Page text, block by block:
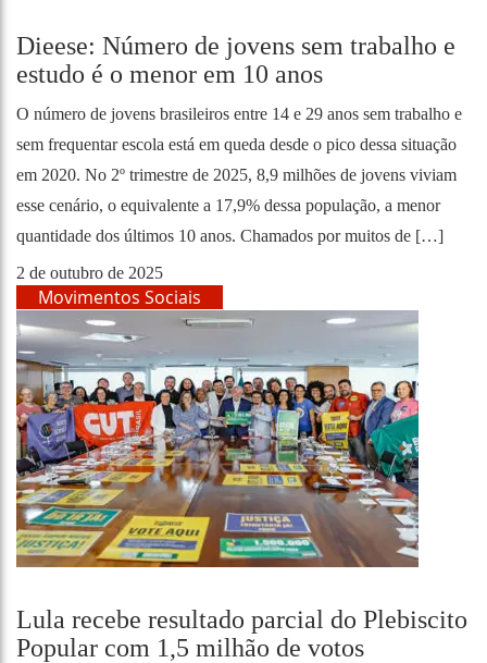
Dieese: Número de jovens sem trabalho e
estudo é o menor em 10 anos
O número de jovens brasileiros entre 14 e 29 anos sem trabalho e
sem frequentar escola está em queda desde o pico dessa situação
em 2020. No 2º trimestre de 2025, 8,9 milhões de jovens viviam
esse cenário, o equivalente a 17,9% dessa população, a menor
quantidade dos últimos 10 anos. Chamados por muitos de […]
2 de outubro de 2025
Movimentos Sociais
Lula recebe resultado parcial do Plebiscito
Popular com 1,5 milhão de votos